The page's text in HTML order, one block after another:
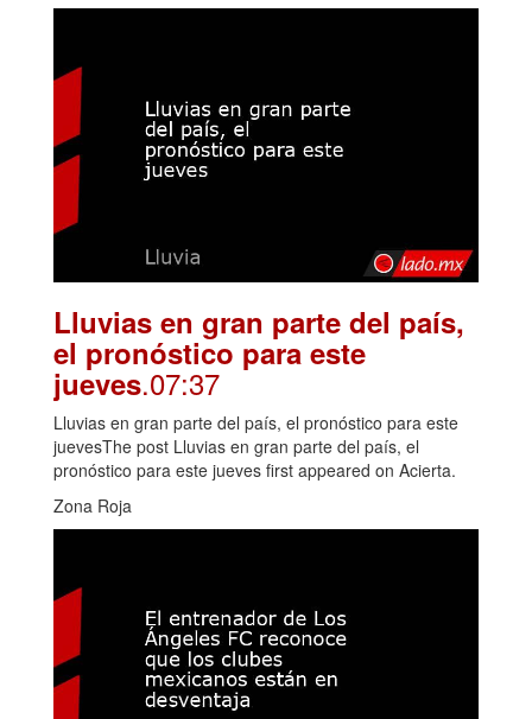
Lluvias en gran parte del país,
el pronóstico para este
jueves.07:37
Lluvias en gran parte del país, el pronóstico para este
juevesThe post Lluvias en gran parte del país, el
pronóstico para este jueves first appeared on Acierta.
Zona Roja